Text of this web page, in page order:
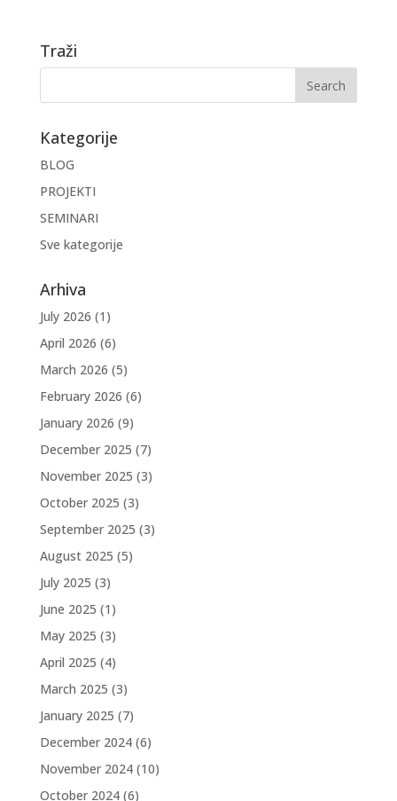
Traži
Kategorije
BLOG
PROJEKTI
SEMINARI
Sve kategorije
Arhiva
July 2026 (1)
April 2026 (6)
March 2026 (5)
February 2026 (6)
January 2026 (9)
December 2025 (7)
November 2025 (3)
October 2025 (3)
September 2025 (3)
August 2025 (5)
July 2025 (3)
June 2025 (1)
May 2025 (3)
April 2025 (4)
March 2025 (3)
January 2025 (7)
December 2024(6)
November 2024(10)
October 2024(6)